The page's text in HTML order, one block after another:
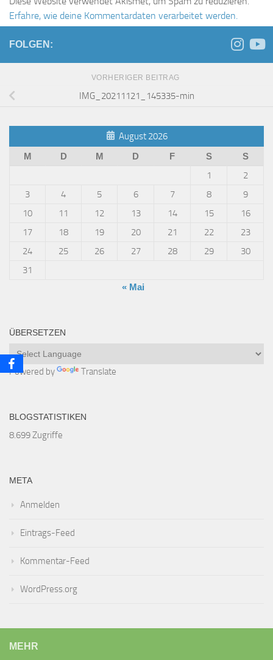
Erfahre, wie deine Kommentardaten verarbeitet werden.
FOLGEN:
VORHERIGER BEITRAG
IMG_20211121_145335-min
August 2026
M D M D F S S
1
2
3
4 5 6 7 8
9
10
11 12 13 14 15
16
17
18 19 20 21 22
23
24
25 26 27 28 29
30
31
« Mai
ÜBERSETZEN
Powered by Translate
BLOGSTATISTIKEN
8.699 Zugriffe
META
Anmelden
Eintrags-Feed
Kommentar-Feed
WordPress.org
MEHR